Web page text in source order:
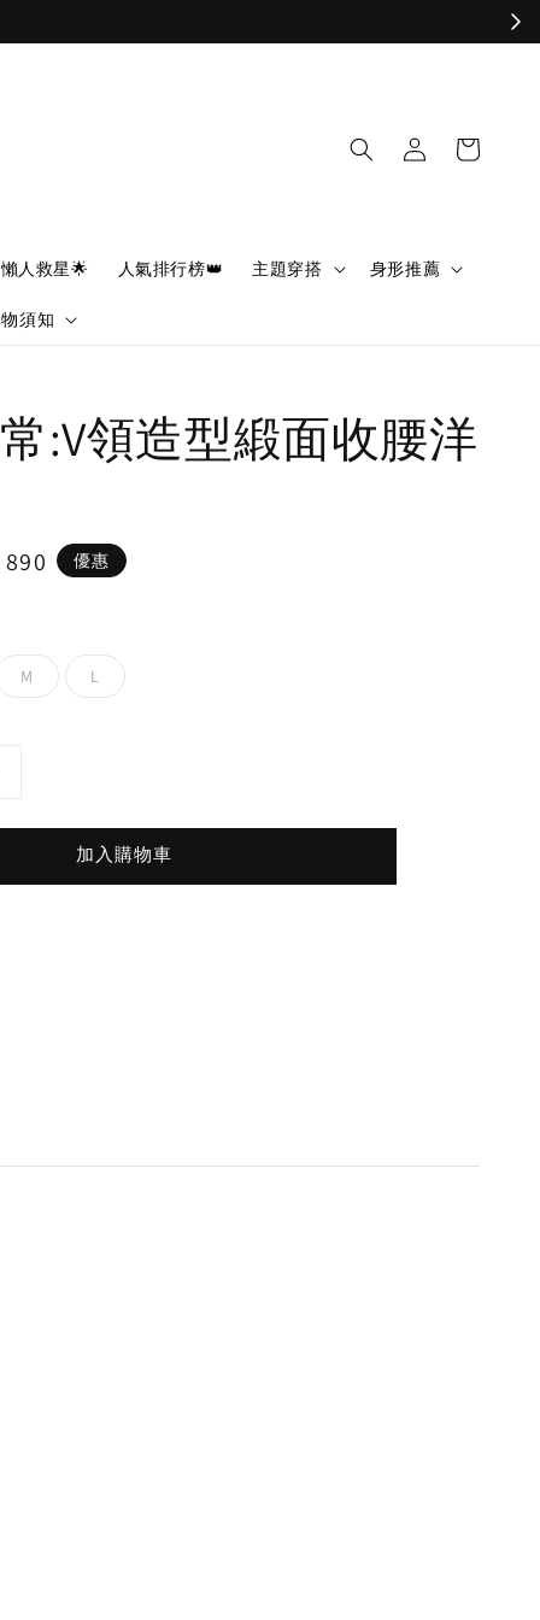
懶人救星🌟 人氣排行榜👑 主題穿搭 身形推薦
須知
:V領造型緞面收腰洋
優惠
M L
加入購物車